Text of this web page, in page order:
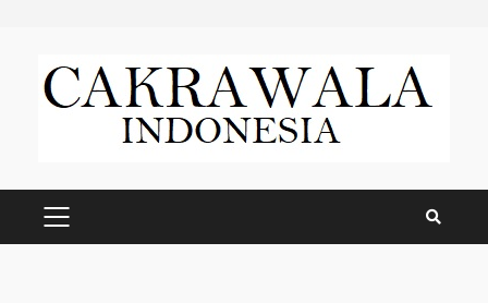
content
PRIMARY